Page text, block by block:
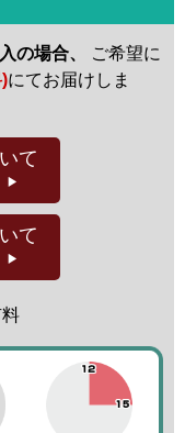
の場合、
ご希望に
にてお届けしま
て
て